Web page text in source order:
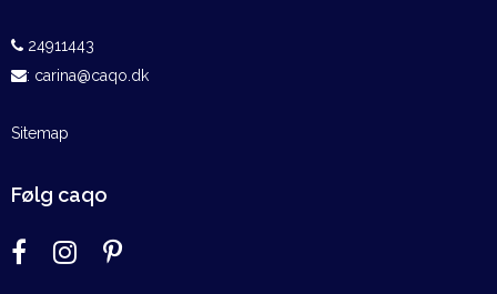
24911443
: carina@caqo.dk
Sitemap
Følg caqo